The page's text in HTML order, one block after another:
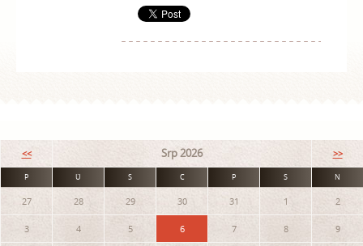
<< Srp 2026 >>
P Ú S Č P S N
27 28 29 30 31 1 2
3 4 5 6 7 8 9